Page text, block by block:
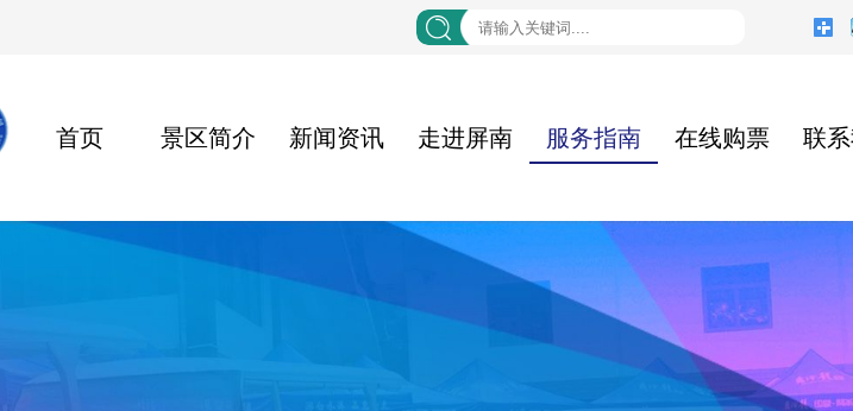
首页 景区简介 新闻资讯 走进屏南 服务指南 在线购票 联